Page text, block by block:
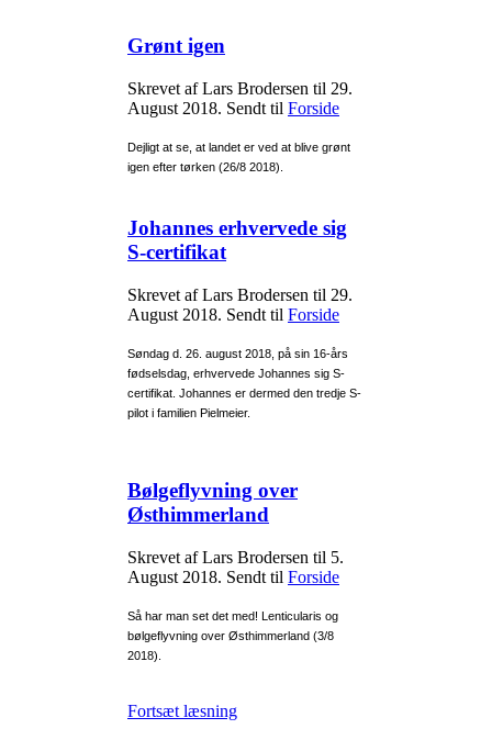
Grønt igen
Skrevet af Lars Brodersen til 29.
August 2018. Sendt til Forside
Dejligt at se, at landet er ved at blive grønt
igen efter tørken (26/8 2018).
Johannes erhvervede sig
S-certifikat
Skrevet af Lars Brodersen til 29.
August 2018. Sendt til Forside
Søndag d. 26. august 2018, på sin 16-års
fødselsdag, erhvervede Johannes sig S-
certifikat. Johannes er dermed den tredje S-
pilot i familien Pielmeier.
Bølgeflyvning over
Østhimmerland
Skrevet af Lars Brodersen til 5.
August 2018. Sendt til Forside
Så har man set det med! Lenticularis og
bølgeflyvning over Østhimmerland (3/8
2018).
Fortsæt læsning